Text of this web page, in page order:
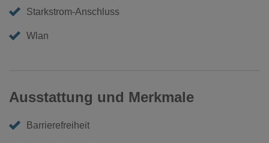
Starkstrom-Anschluss
Wlan
Ausstattung und Merkmale
Barrierefreiheit